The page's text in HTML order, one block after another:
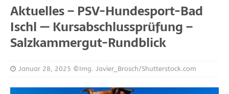
Aktuelles – PSV-Hundesport-Bad
Ischl — Kursabschlussprüfung –
Salzkammergut-Rundblick
Januar 28, 2025 ©Img. Javier_Brosch/Shutterstock.com